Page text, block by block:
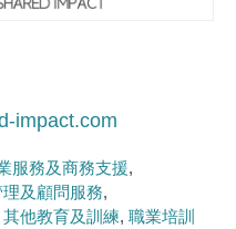
impact.com
服務及商務支援
及顧問服務
其他教育及訓練 職業培訓